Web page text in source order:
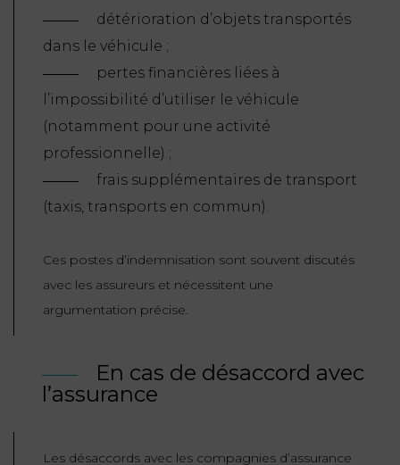
détérioration d’objets transportés
dans le véhicule ;
pertes financières liées à
l’impossibilité d’utiliser le véhicule
(notamment pour une activité
professionnelle) ;
frais supplémentaires de transport
(taxis, transports en commun).
Ces postes d’indemnisation sont souvent discutés
avec les assureurs et nécessitent une
argumentation précise.
En cas de désaccord avec
l’assurance
Les désaccords avec les compagnies d’assurance